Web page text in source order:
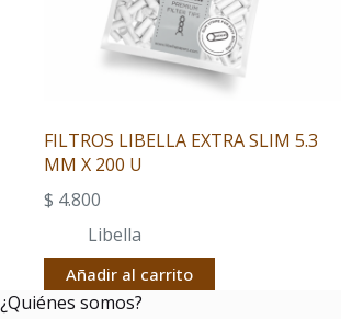
FILTROS LIBELLA EXTRA SLIM 5.3
MM X 200 U
$ 4.800
Libella
Añadir al carrito
¿Quiénes somos?